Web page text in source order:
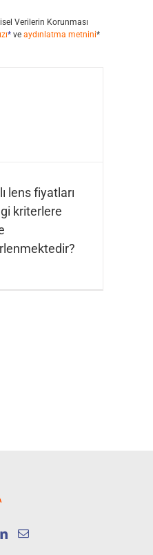
Verilerin Korunması
* ve aydınlatma metnini*
lens fiyatları
kriterlere